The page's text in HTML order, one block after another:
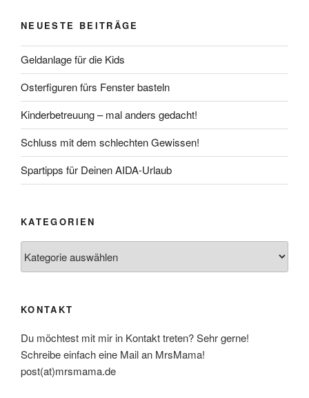
NEUESTE BEITRÄGE
Geldanlage für die Kids
Osterfiguren fürs Fenster basteln
Kinderbetreuung – mal anders gedacht!
Schluss mit dem schlechten Gewissen!
Spartipps für Deinen AIDA-Urlaub
KATEGORIEN
KONTAKT
Du möchtest mit mir in Kontakt treten? Sehr gerne!
Schreibe einfach eine Mail an MrsMama!
post(at)mrsmama.de